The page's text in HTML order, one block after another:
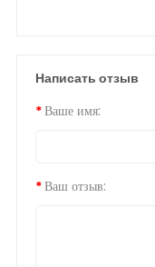
Написать отзыв
Ваше имя:
Ваш отзыв: